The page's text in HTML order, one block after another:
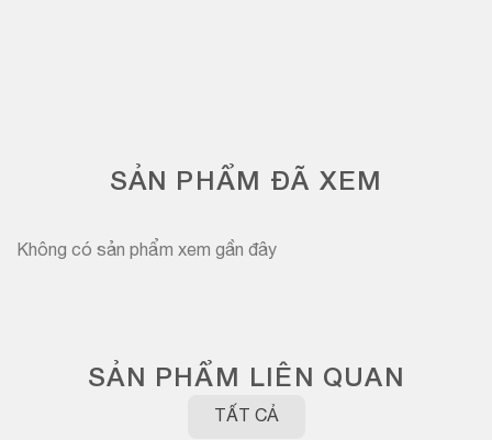
SẢN PHẨM ĐÃ XEM
Không có sản phẩm xem gần đây
SẢN PHẨM LIÊN QUAN
TẤT CẢ